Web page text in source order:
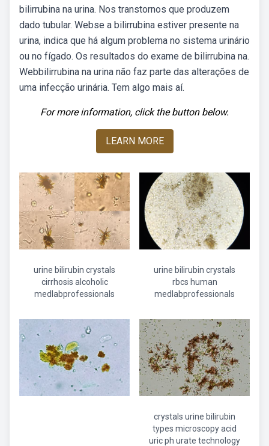
bilirrubina na urina. Nos transtornos que produzem
dado tubular. Webse a bilirrubina estiver presente na
urina, indica que há algum problema no sistema urinário
ou no fígado. Os resultados do exame de bilirrubina na.
Webbilirrubina na urina não faz parte das alterações de
uma infecção urinária. Tem algo mais aí.
For more information, click the button below.
LEARN MORE
urine bilirubin crystals
cirrhosis alcoholic
medlabprofessionals
urine bilirubin crystals
rbcs human
medlabprofessionals
crystals urine bilirubin
types microscopy acid
uric ph urate technology